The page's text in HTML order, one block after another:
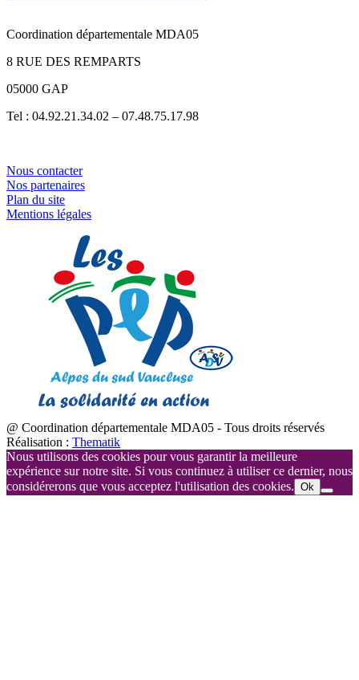
Coordination départementale MDA05
8 RUE DES REMPARTS
05000 GAP
Tel : 04.92.21.34.02 – 07.48.75.17.98
Nous contacter
Nos partenaires
Plan du site
Mentions légales
@ Coordination départementale MDA05 - Tous droits réservés
Réalisation : Thematik
Nous utilisons des cookies pour vous garantir la meilleure
expérience sur notre site. Si vous continuez à utiliser ce dernier, nous
considérerons que vous acceptez l'utilisation des cookies. Ok